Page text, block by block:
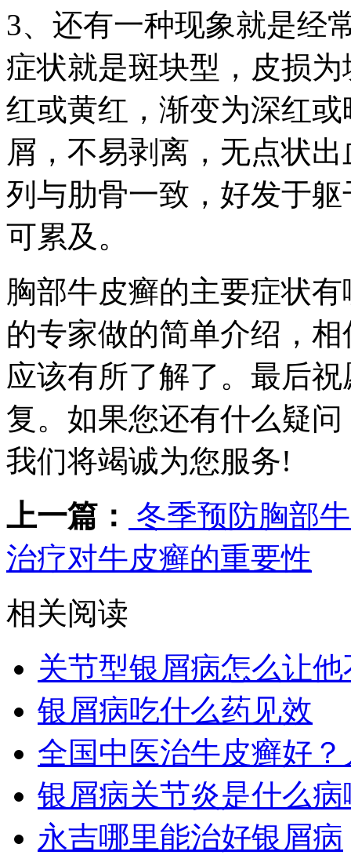
3、还有一种现象就是经
症状就是斑块型，皮损
红或黄红，渐变为深红
屑，不易剥离，无点状
列与肋骨一致，好发于
可累及。
胸部牛皮癣的主要症状
的专家做的简单介绍，
应该有所了解了。最后
复。如果您还有什么疑
我们将竭诚为您服务!
上一篇：
冬季预防胸部
治疗对牛皮癣的重要性
相关阅读
关节型银屑病怎么让
银屑病吃什么药见效
全国中医治牛皮癣好
银屑病关节炎是什么病
永吉哪里能治好银屑病